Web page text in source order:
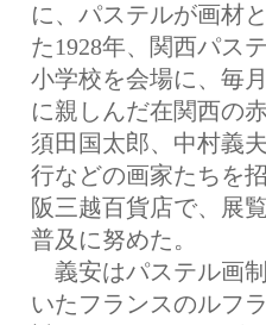
に、パステルが画材
た1928年、関西パス
小学校を会場に、毎
に親しんだ在関西の
須田国太郎、中村義
行などの画家たちを
阪三越百貨店で、展
普及に努めた。
義安はパステル画
いたフランスのルフ